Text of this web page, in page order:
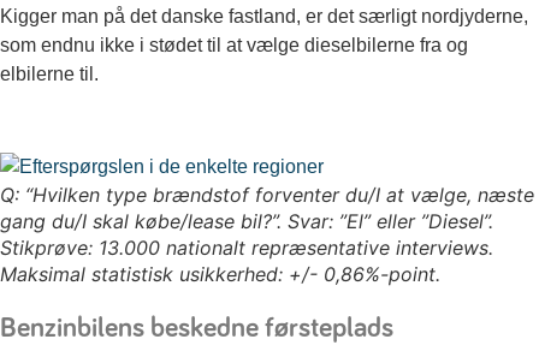
Kigger man på det danske fastland, er det særligt nordjyderne,
som endnu ikke i stødet til at vælge dieselbilerne fra og
elbilerne til.
Q: “Hvilken type brændstof forventer du/I at vælge, næste
gang du/I skal købe/lease bil?”. Svar: ”El” eller ”Diesel”.
Stikprøve: 13.000 nationalt repræsentative interviews.
Maksimal statistisk usikkerhed: +/- 0,86%-point.
Benzinbilens beskedne førsteplads